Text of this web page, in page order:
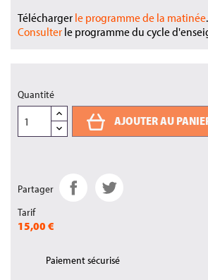
Téléchargerle programme de la matinée.
Consulterle programme du cycle
Quantité
AJOUTER AU
Partager
Tarif
15,00 €
Paiement sécurisé